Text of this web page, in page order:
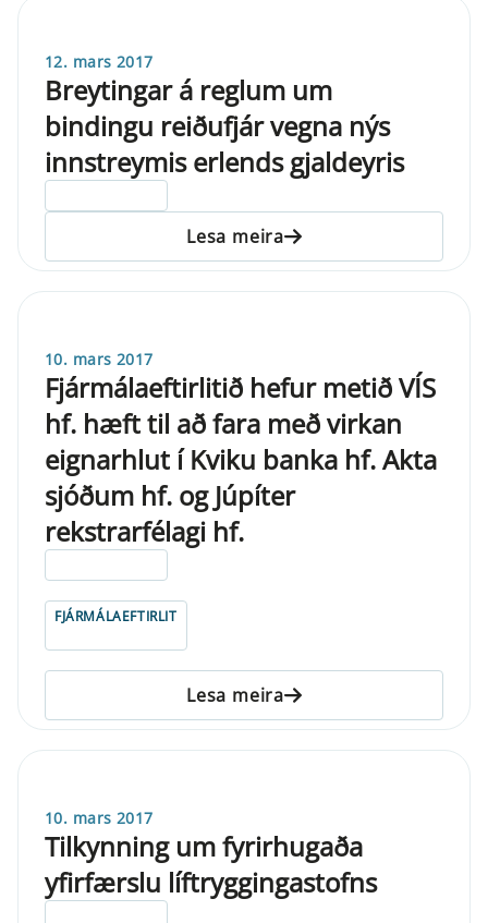
12. mars 2017
Breytingar á reglum um
bindingu reiðufjár vegna nýs
innstreymis erlends gjaldeyris
Lesa meira
10. mars 2017
Fjármálaeftirlitið hefur metið VÍS
hf. hæft til að fara með virkan
eignarhlut í Kviku banka hf. Akta
sjóðum hf. og Júpíter
rekstrarfélagi hf.
FJÁRMÁLAEFTIRLIT
Lesa meira
10. mars 2017
Tilkynning um fyrirhugaða
yfirfærslu líftryggingastofns